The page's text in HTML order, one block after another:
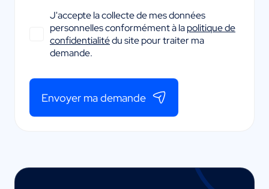
J'accepte la collecte de mes données
personnelles conformément à lapolitique de
confidentialitédu site pour traiter ma
demande.
Envoyer ma demande